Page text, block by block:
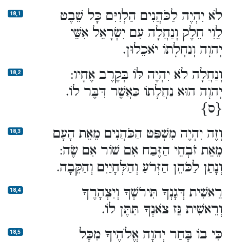
18,1
לֹא יִהְיֶה לַכֹּהֲנִים הַלְוִיִּם כָּל שֵׁבֶט
לֵוִי חֵלֶק וְנַחֲלָה עִם יִשְׂרָאֵל אִשֵּׁי
יְהוָה וְנַחֲלָתוֹ יֹאכֵלוּן.
18,2
וְנַחֲלָה לֹא יִהְיֶה לּוֹ בְּקֶרֶב אֶחָיו:
יְהוָה הוּא נַחֲלָתוֹ כַּאֲשֶׁר דִּבֶּר לוֹ.
{ס}
18,3
וְזֶה יִהְיֶה מִשְׁפַּט הַכֹּהֲנִים מֵאֵת הָעָם
מֵאֵת זֹבְחֵי הַזֶּבַח אִם שׁוֹר אִם שֶׂה:
וְנָתַן לַכֹּהֵן הַזְּרֹעַ וְהַלְּחָיַיִם וְהַקֵּבָה.
18,4
רֵאשִׁית דְּגָנְךָ תִּירֹשְׁךָ וְיִצְהָרֶךָ
וְרֵאשִׁית גֵּז צֹאנְךָ תִּתֶּן לוֹ.
18,5
כִּי בוֹ בָּחַר יְהוָה אֱלֹהֶיךָ מִכָּל